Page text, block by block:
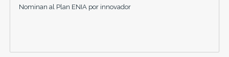
Nominan al Plan ENIA por innovador